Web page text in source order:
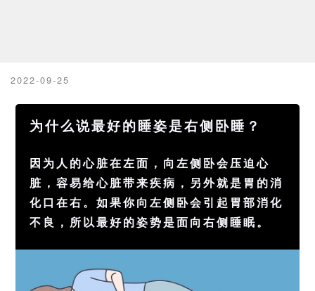
2022-09-25
为什么说最好的睡姿是右侧卧睡？
因为人的心脏在左面，向左侧卧会压迫心
脏，容易给心脏带来疾病 ，另外就是胃的消
化口在右。如果你向左侧卧会引起 胃部消化
不良，所以最好的姿势是面向右侧睡眠。